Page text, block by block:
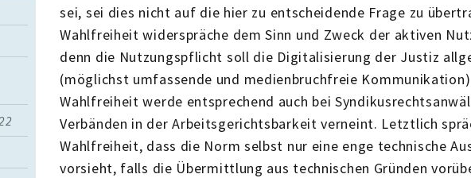
sei, sei dies nicht auf die hier zu entscheidende Frage zu
Wahlfreiheit widerspräche dem Sinn und Zweck der aktiven
denn die Nutzungspflicht soll die Digitalisierung der Justiz
(möglichst umfassende und medienbruchfreie
Wahlfreiheit werde entsprechend auch bei
Verbänden in der Arbeitsgerichtsbarkeit verneint. Letztlich
Wahlfreiheit, dass die Norm selbst nur eine enge technische
vorsieht, falls die Übermittlung aus technischen Gründen